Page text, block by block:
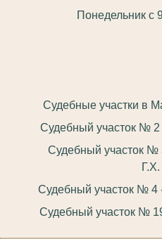
Понедельник с
Судебные участки в
Судебный участок №
Судебный участок № 3
Г.Х.
Судебный участок № 4 -
Судебный участок №